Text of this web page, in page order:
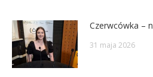
Czerwcówka –
31 maja 2026